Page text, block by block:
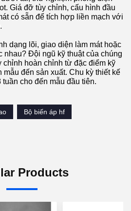
Giá đỡ tùy chỉnh, cấu hình đầu
có sẵn để tích hợp liền mạch với
dạng lõi, giao diện làm mát hoặc
nhau? Đội ngũ kỹ thuật của chúng
chỉnh hoàn chỉnh từ đặc điểm kỹ
mẫu đến sản xuất. Chu kỳ thiết kế
cho đến mẫu đầu tiên.
Bộ biến áp hf
Products